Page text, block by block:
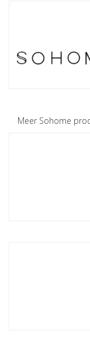
Meer Sohome